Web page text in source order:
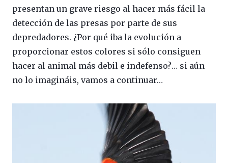
presentan un grave riesgo al hacer más fácil la
detección de las presas por parte de sus
depredadores. ¿Por qué iba la evolución a
proporcionar estos colores si sólo consiguen
hacer al animal más debil e indefenso?… si aún
no lo imagináis, vamos a continuar…